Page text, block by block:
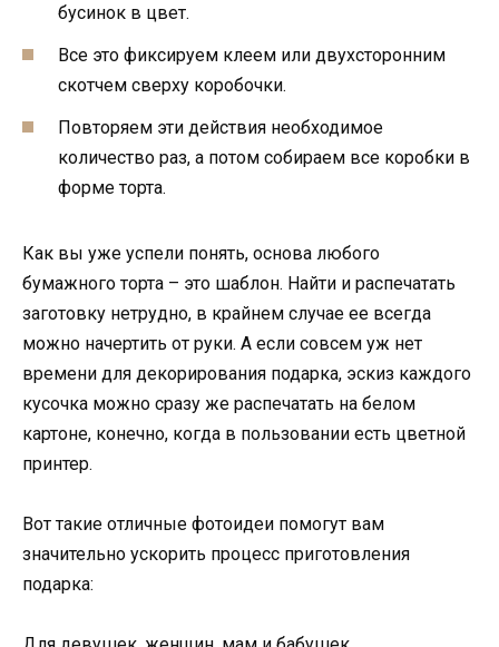
бусинок в цвет.
Все это фиксируем клеем или двухсторонним
скотчем сверху коробочки.
Повторяем эти действия необходимое
количество раз, а потом собираем все коробки в
форме торта.
Как вы уже успели понять, основа любого
бумажного торта – это шаблон. Найти и распечатать
заготовку нетрудно, в крайнем случае ее всегда
можно начертить от руки. А если совсем уж нет
времени для декорирования подарка, эскиз каждого
кусочка можно сразу же распечатать на белом
картоне, конечно, когда в пользовании есть цветной
принтер.
Вот такие отличные фотоидеи помогут вам
значительно ускорить процесс приготовления
подарка: